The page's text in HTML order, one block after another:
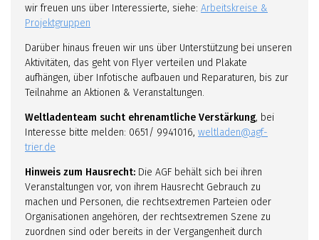
wir freuen uns über Interessierte, siehe: Arbeitskreise &
Projektgruppen
Darüber hinaus freuen wir uns über Unterstützung bei unseren
Aktivitäten, das geht von Flyer verteilen und Plakate
aufhängen, über Infotische aufbauen und Reparaturen, bis zur
Teilnahme an Aktionen & Veranstaltungen.
Weltladenteam sucht ehrenamtliche Verstärkung, bei
Interesse bitte melden: 0651/ 9941016, weltladen@agf-
trier.de
Hinweis zum Hausrecht: Die AGF behält sich bei ihren
Veranstaltungen vor, von ihrem Hausrecht Gebrauch zu
machen und Personen, die rechtsextremen Parteien oder
Organisationen angehören, der rechtsextremen Szene zu
zuordnen sind oder bereits in der Vergangenheit durch